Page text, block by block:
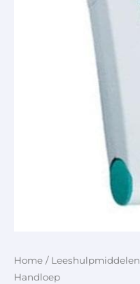
Home / Leeshulpmiddelen
Handloep